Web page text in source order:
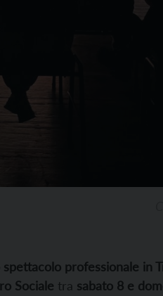
professionale in
Sociale tra sabato 8 e